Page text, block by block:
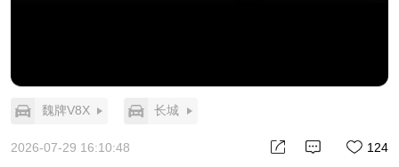
魏牌V8X 长城
2026-07-29 16:10:48 124